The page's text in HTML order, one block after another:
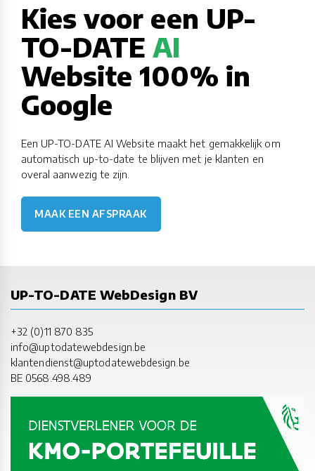
Kies voor een UP-
TO-DATE AI
Website 100% in
Google
Een UP-TO-DATE AI Website maakt het gemakkelijk om
automatisch up-to-date te blijven met je klanten en
overal aanwezig te zijn.
MAAK EEN AFSPRAAK
UP-TO-DATE WebDesign BV
+32 (0)11 870 835
info@uptodatewebdesign.be
klantendienst@uptodatewebdesign.be
BE 0568.498.489